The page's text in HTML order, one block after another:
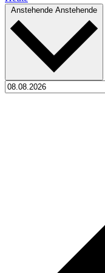
Anstehende Anstehende